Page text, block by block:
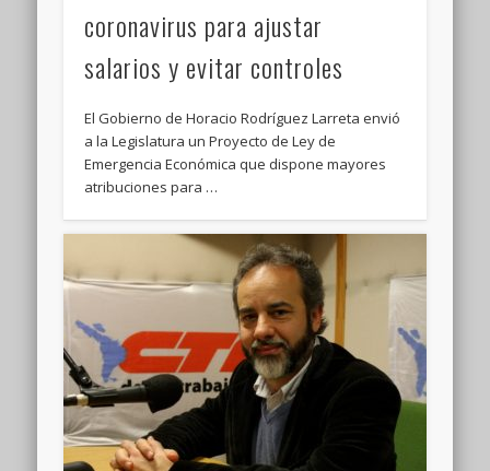
coronavirus para ajustar
salarios y evitar controles
El Gobierno de Horacio Rodríguez Larreta envió
a la Legislatura un Proyecto de Ley de
Emergencia Económica que dispone mayores
atribuciones para …